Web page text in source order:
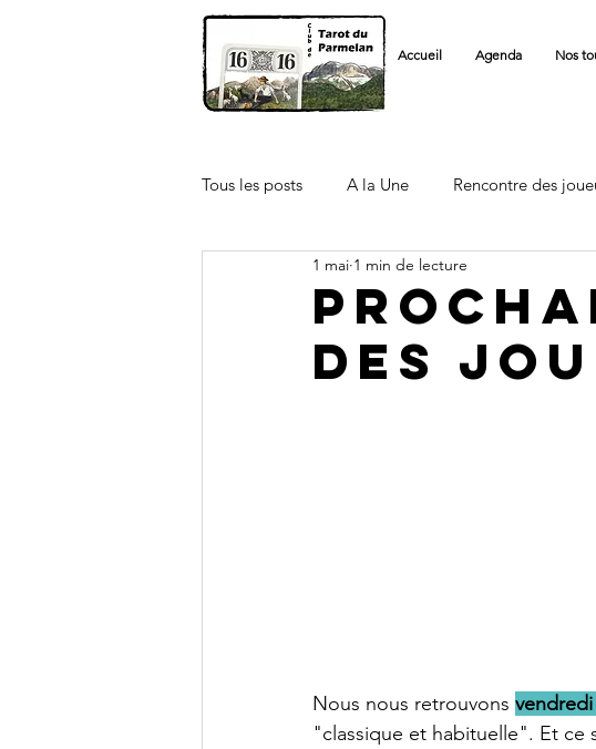
Accueil Agenda Nos
Tous les posts A la Une Rencontre des
Licenciés FFT Autre Club
des
1 mai 1 min de lecture
Nous nous retrouvons
"classique et habituelle". Et ce